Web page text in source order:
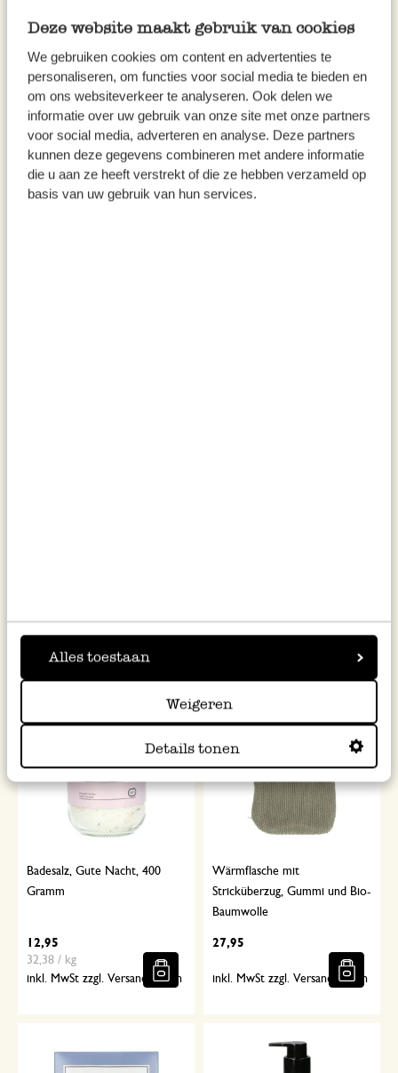
Deze website maakt gebruik van cookies
We gebruiken cookies om content en advertenties te
personaliseren, om functies voor social media te bieden en
om ons websiteverkeer te analyseren. Ook delen we
informatie over uw gebruik van onze site met onze partners
voor social media, adverteren en analyse. Deze partners
kunnen deze gegevens combineren met andere informatie
die u aan ze heeft verstrekt of die ze hebben verzameld op
basis van uw gebruik van hun services.
Alles toestaan
Weigeren
Details tonen
Badesalz, entspannend, 400
inkl. MwSt zzgl. Versandkosten inkl. MwSt zzgl. Versandkosten
Badesalz, Gute Nacht, 400
Gramm
12,95
32,38 / kg
inkl. MwSt zzgl. Versandkosten
Wärmflasche mit
Stricküberzug, Gummi und Bio-
Baumwolle
27,95
inkl. MwSt zzgl. Versandkosten